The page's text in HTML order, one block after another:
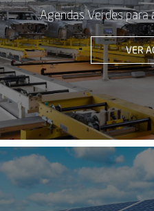
Agendas Verdes para
VER